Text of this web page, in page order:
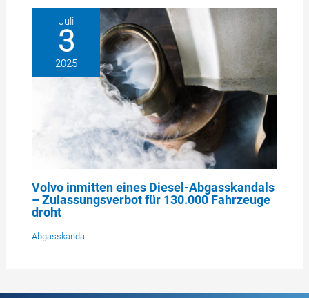
Juli
3
2025
Volvo inmitten eines Diesel-Abgasskandals
– Zulassungsverbot für 130.000 Fahrzeuge
droht
Abgasskandal